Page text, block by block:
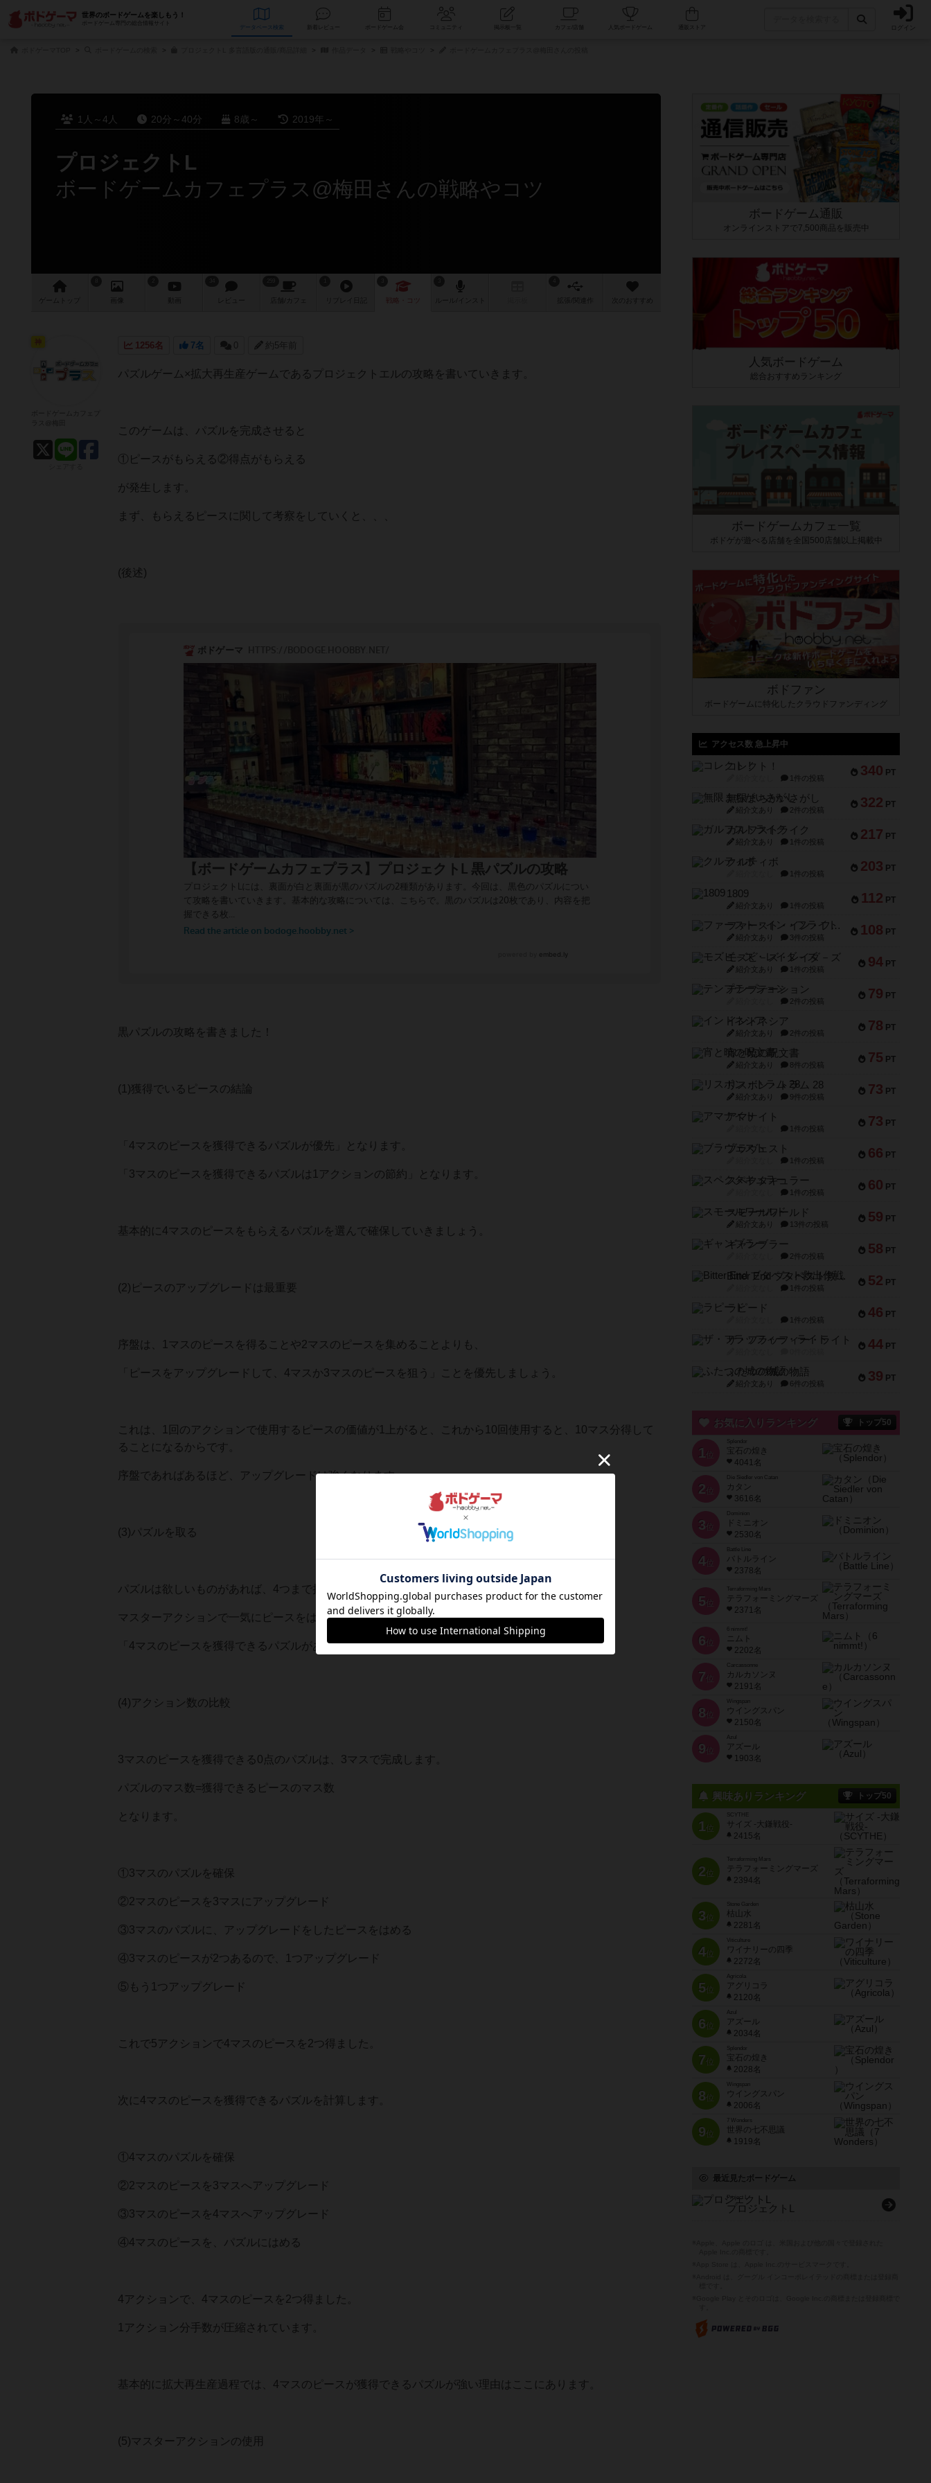
世界のボードゲームを楽しもう！
ボードゲーム専門の総合情報サイト
データベース コミュニティ 人気ボードゲーム ログイン
1人～4人 20分～40分 8歳～ 2019年～
プロジェクトL
ボードゲームカフェプラス@梅田さんの戦略やコツ
ゲーム 画像 レビュー 店舗/ カフェ 戦略 ・コツ 作 次のおすすめ
1256名 7名 0 約5年前
パズルゲーム×拡大再生産ゲームであるプロジェクトエルの攻略を書いていきます。
このゲームは、パズルを完成させると
①ピースがもらえる②得点がもらえる
が発生します。
まず、もらえるピースに関して考察をしていくと、、、
(後述)
黒パズルの攻略を書きました！
(1)獲得でいるピースの結論
「4マスのピースを獲得できるパズルが優先」となります。
「3マスのピースを獲得できるパズルは1アクションの節約」となります。
基本的に4マスのピースをもらえるパズルを選んで確保していきましょう。
(2)ピースのアップグレードは最重要
序盤は、1マスのピースを得ることや2マスのピースを集めることよりも、
「ピースをアップグレードして、4マスか3マスのピースを狙う」ことを優先しましょう。
これは、1回のアクションで使用するピースの価値が1上がると、これから10回使用すると、10マス分得して
ることになるからです。
序盤であればあるほど、アップグレードは強くなります。
(3)パズルを取る
パズルは欲しいものがあれば、4つまで持てるので持っておきましょう。
マスターアクションで一気にピースをはめたくなることもありますが、
「4マスのピースを獲得できるパズルがあるなら最大まで確保」してしまいましょう。
(4)アクション数の比較
3マスのピースを獲得できる0点のパズルは、3マスで完成します。
パズルのマス数=獲得できるピースのマス数
となります。
①3マスのパズルを確保
②2マスのピースを3マスにアップグレード
③3マスのパズルに、アップグレードをしたピースをはめる
④3マスのピースが2つあるので、1つアップグレード
⑤もう1つアップグレード
これで5アクションで4マスのピースを2つ得ました。
次に4マスのピースを獲得できるパズルを計算します。
①4マスのパズルを確保
②2マスのピースを3マスへアップグレード
③3マスのピースを4マスへアップグレード
④4マスのピースを、パズルにはめる
4アクションで、4マスのピースを2つ得ました。
1アクション分手数が圧縮されています。
基本的に拡大再生産過程では、4マスのピースが獲得できるパズルが強い理由はここにあります。
(5)マスターアクションの使用
ボードゲーム通販
オンラインストアで7,500商品を販売中
人気ボードゲーム
総合おすすめランキング
ボードゲームカフェ一覧
ボドゲが遊べる店舗を全国500店舗以上掲載中
ボドファン
ボードゲームに特化したクラウドファンディング
アクセス数 急上昇中
340 PT
コレクト！
1件の投稿
322 PT
無限まちがいさがし
紹介文あり 2件の投稿
217 PT
ガルフストライク
紹介文あり 1件の投稿
203 PT
クルティボ
1件の投稿
112 PT
1809
紹介文あり 1件の投稿
108 PT
ファースト・イン・フライト
紹介文あり 3件の投稿
94 PT
モズビ－ズ・レイダ－ズ
紹介文あり 1件の投稿
79 PT
テンプテーション
2件の投稿
78 PT
インドネシア
紹介文あり 2件の投稿
75 PT
宵と暁の呪文書
紹介文あり 8件の投稿
73 PT
リスボン・トラム 28
紹介文あり 9件の投稿
73 PT
アマナイト
1件の投稿
66 PT
ブラヴェスト
1件の投稿
60 PT
スペクタキュラー
1件の投稿
59 PT
スモールワールド
紹介文あり 13件の投稿
58 PT
ギャンブラー
2件の投稿
52 PT
Bitter End ブタペスト救出作戦
1件の投稿
46 PT
ラピード
1件の投稿
44 PT
ザ・フラッフィー・ライト
39 PT
ふたつの城の物語
紹介文あり 6件の投稿
お気に入りランキング トップ50
1 位
宝石の煌き
4041名
2 位
Die Siedler von Catan
カタン
3616名
3 位
ドミニオン
2530名
4位
Battle Line
バトルライン
2378名
5 位
Terraforming Mars
テラフォーミングマーズ
2371名
6 位
ニムト
2202名
7 位
Carcassonne
カルカソンヌ
2191名
8 位
Wingspan
ウイングスパン
2150名
9 位
Azul
アズール
1903名
興味ありランキング トップ50
1位
SCYTHE
サイズ -大鎌戦役-
2415名
2位
Terraforming Mars
テラフォーミングマーズ
2394名
3位
Stone Garden
枯山水
2281名
4位
Viticulture
ワイナリーの四季
2272名
5位
Agricola
アグリコラ
2120名
6位
Azul
アズール
2034名
7位
宝石の煌き
2028名
8位
Wingspan
ウイングスパン
2006名
9位
7 Wonders
世界の七不思議
1919名
最近見たボードゲーム
Project L
プロジェクトL